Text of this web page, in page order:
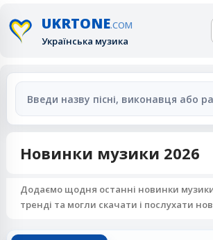
UKRTONE.COM
Українська музика
Новинки музики 2026
Додаємо щодня останні новинки
тренді та могли скачати і послухати